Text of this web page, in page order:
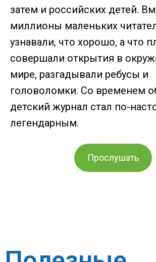
затем и российских детей.
миллионы маленьких
узнавали, что хорошо, а что
совершали открытия в
мире, разгадывали ребусы и
головоломки. Со временем
детский журнал стал по-
легендарным.
Прослушать